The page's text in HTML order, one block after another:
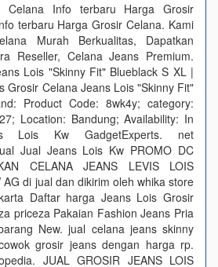
Celana Info terbaru Harga Grosir
terbaru Harga Grosir Celana. Kami
Murah Berkualitas, Dapatkan
Reseller, Celana Jeans Premium.
Lois "Skinny Fit" Blueblack S XL |
Grosir Celana Jeans Lois "Skinny Fit"
Product Code: 8wk4y; category:
Location: Bandung; Availability: In
Lois Kw GadgetExperts. net
Jual Jeans Lois Kw PROMO DC
CELANA JEANS LEVIS LOIS
AG di jual dan dikirim oleh whika store
Daftar harga Jeans Lois Grosir
priceza Pakaian Fashion Jeans Pria
New. jual celana jeans skinny
grosir jeans dengan harga rp.
JUAL GROSIR JEANS LOIS